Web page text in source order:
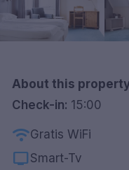
Göteborg
About this
Check-in: 15:00
wifiGratis WiFi
tv Smart-Tv